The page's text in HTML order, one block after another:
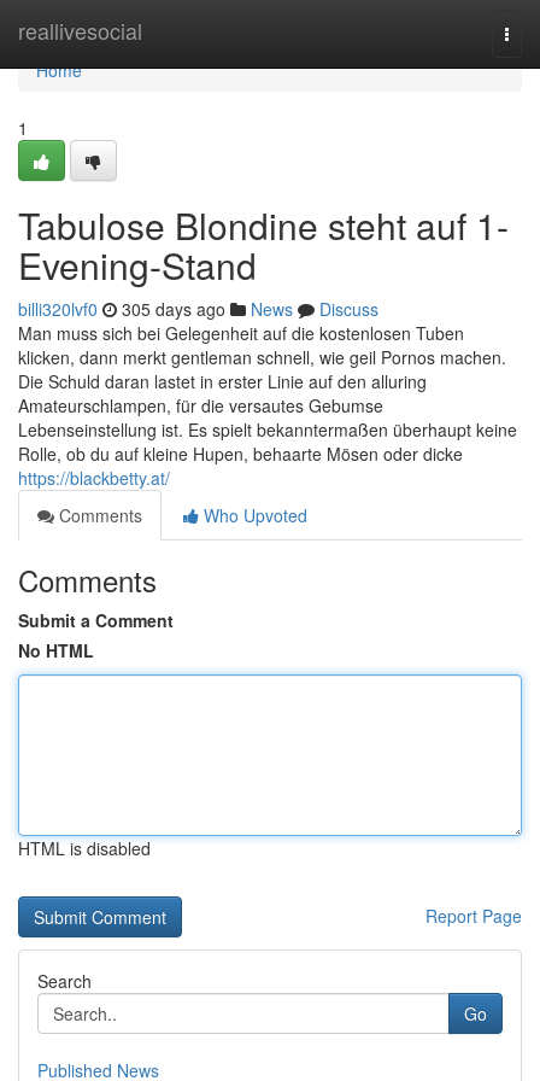
reallivesocial
Home
Home
1
Tabulose Blondine steht auf 1-
Evening-Stand
billi320lvf0 305 days ago News
Discuss
Man muss sich bei Gelegenheit auf die kostenlosen Tuben
klicken, dann merkt gentleman schnell, wie geil Pornos machen.
Die Schuld daran lastet in erster Linie auf den alluring
Amateurschlampen, für die versautes Gebumse
Lebenseinstellung ist. Es spielt bekanntermaßen überhaupt keine
Rolle, ob du auf kleine Hupen, behaarte Mösen oder dicke
https://blackbetty.at/
Comments
Who Upvoted
Comments
Submit a Comment
No HTML
HTML is disabled
Report Page
Search
Go
Published News